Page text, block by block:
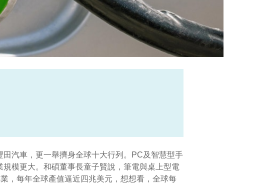
汽車，更一舉擠身全球十大行列。PC及智慧型手
模更大。和碩董事長童子賢說，筆電與桌上型電
，每年全球產值逼近四兆美元，想想看，全球每